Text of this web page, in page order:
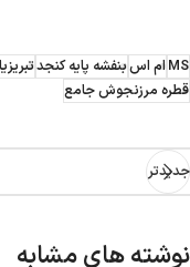
MSام اسبنفشه پایه کنجد
قطره مرزنجوش جامع
جدیدتر
نوشته های مشابه